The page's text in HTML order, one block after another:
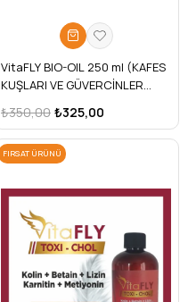
VitaFLY BIO-OIL 250 ml (KAFES
KUŞLARI VE GÜVERCİNLER
₺325,00
₺350,00
FIRSAT ÜRÜNÜ